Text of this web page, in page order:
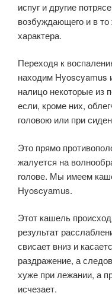
испуг и другие
возбуждающего и в
характера.
Переходя к
находим Hyoscyamus
налицо некоторые из
если, кроме них,
головою или при
Это прямо
жалуется на
голове. Мы имеем
Hyoscyamus.
Этот кашель
результат
свисает вниз и
раздражение, а
хуже при лежании, а
исчезает.